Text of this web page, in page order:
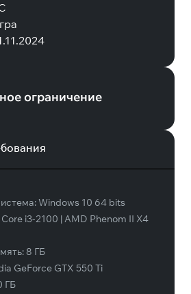
ограничение
Windows 10 64 bits
i3-2100 | AMD Phenom II X4
8 ГБ
GeForce GTX 550 Ti
ГБ